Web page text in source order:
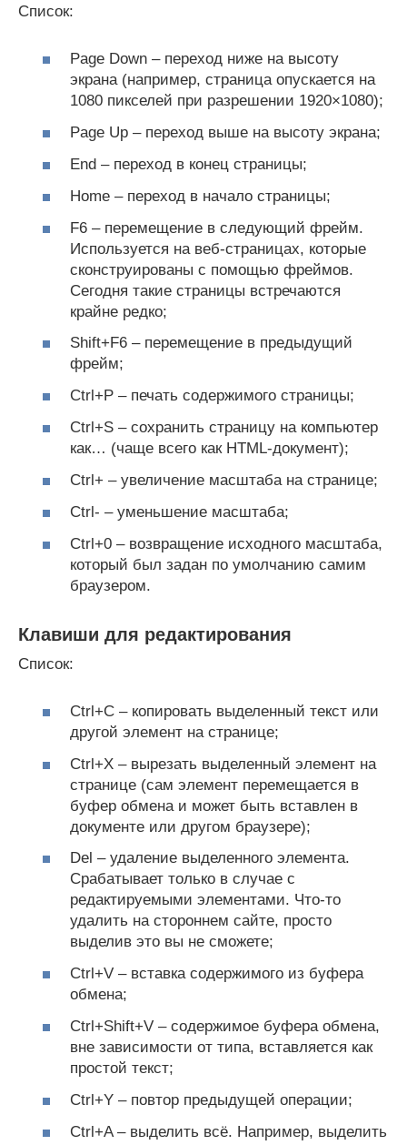
Список:
Page Down – переход ниже на высоту
экрана (например, страница опускается на
1080 пикселей при разрешении 1920×1080);
Page Up – переход выше на высоту экрана;
End – переход в конец страницы;
Home – переход в начало страницы;
F6 – перемещение в следующий фрейм.
Используется на веб-страницах, которые
сконструированы с помощью фреймов.
Сегодня такие страницы встречаются
крайне редко;
Shift+F6 – перемещение в предыдущий
фрейм;
Ctrl+P – печать содержимого страницы;
Ctrl+S – сохранить страницу на компьютер
как… (чаще всего как HTML-документ);
Ctrl+ – увеличение масштаба на странице;
Ctrl- – уменьшение масштаба;
Ctrl+0 – возвращение исходного масштаба,
который был задан по умолчанию самим
браузером.
Клавиши для редактирования
Список:
Ctrl+C – копировать выделенный текст или
другой элемент на странице;
Ctrl+X – вырезать выделенный элемент на
странице (сам элемент перемещается в
буфер обмена и может быть вставлен в
документе или другом браузере);
Del – удаление выделенного элемента.
Срабатывает только в случае с
редактируемыми элементами. Что-то
удалить на стороннем сайте, просто
выделив это вы не сможете;
Ctrl+V – вставка содержимого из буфера
обмена;
Ctrl+Shift+V – содержимое буфера обмена,
вне зависимости от типа, вставляется как
простой текст;
Ctrl+Y – повтор предыдущей операции;
Ctrl+A – выделить всё. Например, выделить